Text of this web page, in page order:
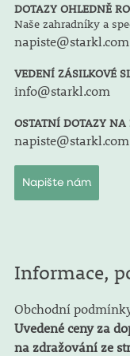
DOTAZY OHLEDNĚ
Naše zahradníky a
napiste@starkl.com
VEDENÍ ZÁSILKOVÉ
info@starkl.com
OSTATNÍ DOTAZY NA
napiste@starkl.com
Napište nám
Informace,
Obchodní
Uvedené ceny za
na zdražování ze